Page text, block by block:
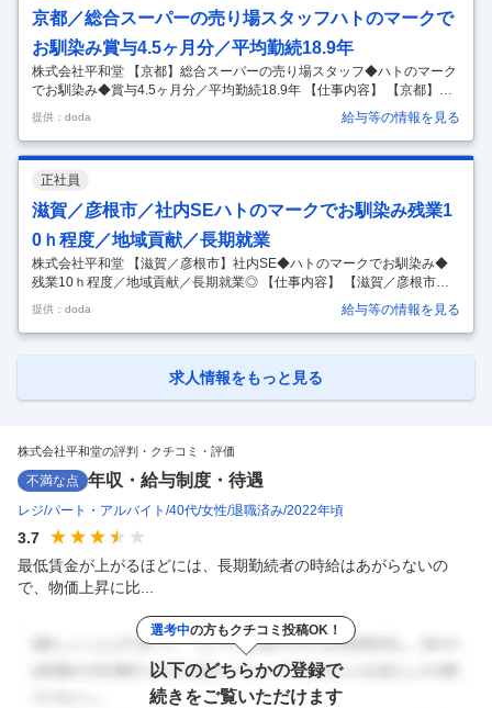
広いキャリア！業界最高クラスの給与体制！ ーｖ－ー ▽【売り場担当
者】年収380万円 ▽【主任】年収500万円 ▽【次長・バイヤ …
京都／総合スーパーの売り場スタッフハトのマークで
お馴染み賞与4.5ヶ月分／平均勤続18.9年
株式会社平和堂 【京都】総合スーパーの売り場スタッフ◆ハトのマーク
でお馴染み◆賞与4.5ヶ月分／平均勤続18.9年 【仕事内容】 【京都】総
合スーパーの売り場スタッフ◆ハトのマークでお馴染み◆賞与4.5ヶ月分
／平均勤続18.9年 【具体的な仕事内容】 地域に愛されるハトのマークの
総合スーパー◆正社員雇用◆長期就業◎希望勤務地はご相談ください★
経験を活かしながらワークライフバランス整う！創業から黒字経営／昨
年度賞与4.5ヶ月分／平均勤続18.9年 『平和堂』『フレンドマート』
『フレンドタウン』『アル・プラザ』を展開している当社にて、各店舗
の食料品部門の業務をお任せします。 ■職務内容： ・接客販…
提供：doda 給与等の情報を見る
正社員
滋賀／彦根市／社内SEハトのマークでお馴染み残業1
0ｈ程度／地域貢献／長期就業
株式会社平和堂 【滋賀／彦根市】社内SE◆ハトのマークでお馴染み◆
残業10ｈ程度／地域貢献／長期就業◎ 【仕事内容】 【滋賀／彦根市】
社内SE◆ハトのマークでお馴染み◆残業10ｈ程度／地域貢献／長期就業
◎ 【具体的な仕事内容】 ＜地域に愛されるハトのマークの総合スーパ
ー/長期就業残業10ｈ程度＞ いきなり全てではなく、ご経験に応じて業
アリング ・社内ポータルシステムの設計開発(PHP、JavaScript、java、
提供：doda 給与等の情報を見る
求人情報をもっと見る
株式会社平和堂の評判・クチコミ・評価
不満な点 年収・給与制度・待遇
レジ パート・アルバイト 40代 女性 退職済み 2022年頃
3.7
最低賃金が上がるほどには、長期勤続者の時給はあがらないの
で、物価上昇に比...
選考中の方もクチコミ投稿OK！
以下のどちらかの登録で
続きをご覧いただけます